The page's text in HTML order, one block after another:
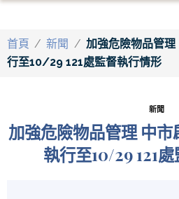
首頁 / 新聞 / 加強危險物品管
行至10/29 121處監督執行情形
新聞
加強危險物品管理 中
執行至10/29 121